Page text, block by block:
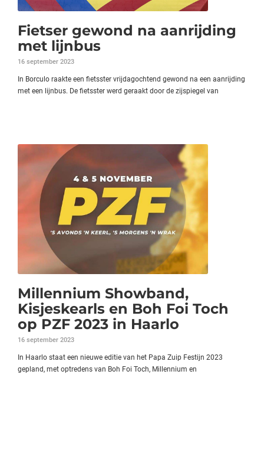
Fietser gewond na aanrijding
met lijnbus
16 september 2023
In Borculo raakte een fietsster vrijdagochtend gewond na een aanrijding
met een lijnbus. De fietsster werd geraakt door de zijspiegel van
Millennium Showband,
Kisjeskearls en Boh Foi Toch
op PZF 2023 in Haarlo
16 september 2023
In Haarlo staat een nieuwe editie van het Papa Zuip Festijn 2023
gepland, met optredens van Boh Foi Toch, Millennium en